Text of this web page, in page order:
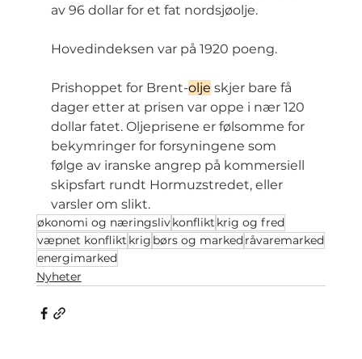
av 96 dollar for et fat nordsjøolje.
Hovedindeksen var på 1920 poeng.
Prishoppet for Brent-olje skjer bare få
dager etter at prisen var oppe i nær 120
dollar fatet. Oljeprisene er følsomme for
bekymringer for forsyningene som
følge av iranske angrep på kommersiell
skipsfart rundt Hormuzstredet, eller
varsler om slikt.
økonomi og næringslivkonflikt krig og fred
væpnet konflikt krig børs og marked råvaremarked
energimarked
Nyheter